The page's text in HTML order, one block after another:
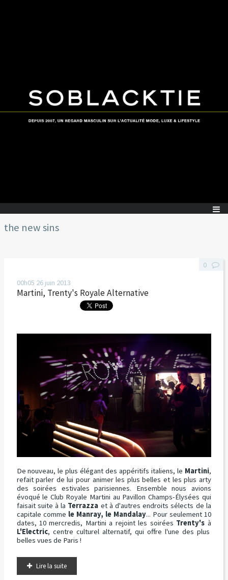
the new sins
00h05 26 juin 2013
Martini, Trenty's Royale Alternative
De nouveau, le plus élégant des appéritifs italiens, le Martini,
refait parler de lui pour animer les plus belles et les plus arty
des soirées estivales parisiennes. Ensemble nous avions
évoqué le Club Royale Martini au Pavillon Champs-Élysées qui
faisait suite à la Terrazza et à d'autres endroits sélects de la
capitale comme le Manray, le Mandalay... Pour seulement 10
dates, 10 mercredis, Martini a rejoint les soirées Trenty's à
L'Electric, centre culturel alternatif, qui offre l'une des plus
belles vues de Paris !
Lire la suite
0